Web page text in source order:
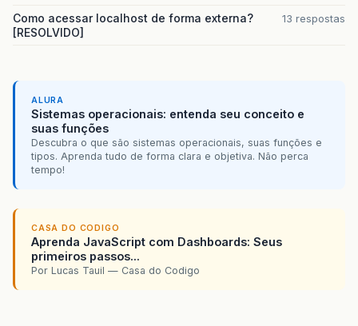
Como acessar localhost de forma externa?
[RESOLVIDO]
13 respostas
ALURA
Sistemas operacionais: entenda seu conceito e
suas funções
Descubra o que são sistemas operacionais, suas funções e
tipos. Aprenda tudo de forma clara e objetiva. Não perca
tempo!
CASA DO CODIGO
Aprenda JavaScript com Dashboards: Seus
primeiros passos...
Por Lucas Tauil — Casa do Codigo